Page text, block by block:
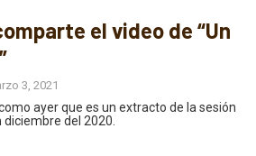
el video de “Un
3, 2021
ayer que es un extracto de la sesión
del 2020.